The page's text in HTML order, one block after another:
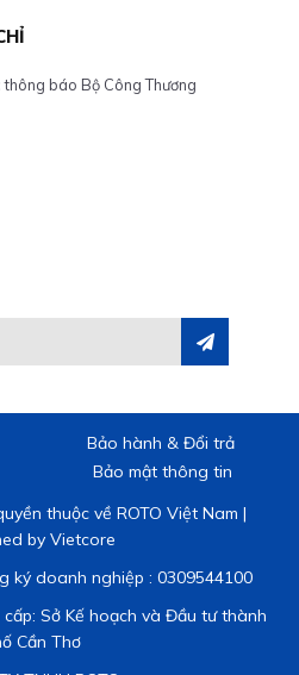
báo Bộ Công Thương
Bảo hành & Đổi trả
Bảo mật thông tin
thuộc về ROTO Việt Nam |
by Vietcore
ký doanh nghiệp : 0309544100
Sở Kế hoạch và Đầu tư thành
Cần Thơ